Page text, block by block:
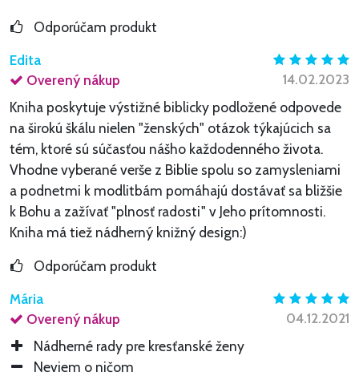
Odporúčam produkt
Edita
Overený nákup
14.02.2023
Kniha poskytuje výstižné biblicky podložené odpovede
na širokú škálu nielen "ženských" otázok týkajúcich sa
tém, ktoré sú súčasťou nášho každodenného života.
Vhodne vyberané verše z Biblie spolu so zamysleniami
a podnetmi k modlitbám pomáhajú dostávať sa bližšie
k Bohu a zažívať "plnosť radosti" v Jeho prítomnosti.
Kniha má tiež nádherný knižný design:)
Odporúčam produkt
Mária
Overený nákup
04.12.2021
Nádherné rady pre kresťanské ženy
Neviem o ničom